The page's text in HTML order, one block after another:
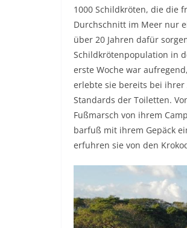
1000 Schildkröten, die die
Durchschnitt im Meer nur
über 20 Jahren dafür
Schildkrötenpopulation in
erste Woche war
erlebte sie bereits bei ihrer
Standards der Toiletten.
Fußmarsch von ihrem
barfuß mit ihrem Gepäck
erfuhren sie von den